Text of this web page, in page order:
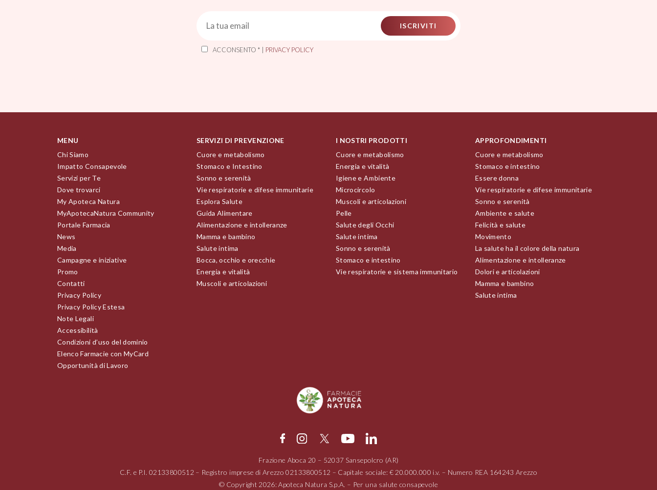
ISCRIVITI
ACCONSENTO * | PRIVACY POLICY
MENU
Chi Siamo
Impatto Consapevole
Servizi per Te
Dove trovarci
My Apoteca Natura
MyApotecaNatura Community
Portale Farmacia
News
Media
Campagne e iniziative
Promo
Contatti
Privacy Policy
Privacy Policy Estesa
Note Legali
Accessibilità
Condizioni d’uso del dominio
Elenco Farmacie con MyCard
Opportunità di Lavoro
SERVIZI DI PREVENZIONE
Cuore e metabolismo
Stomaco e Intestino
Sonno e serenità
Vie respiratorie e difese immunitarie
Esplora Salute
Guida Alimentare
Alimentazione e intolleranze
Mamma e bambino
Salute intima
Bocca, occhio e orecchie
Energia e vitalità
Muscoli e articolazioni
I NOSTRI PRODOTTI
Cuore e metabolismo
Energia e vitalità
Igiene e Ambiente
Microcircolo
Muscoli e articolazioni
Pelle
Salute degli Occhi
Salute intima
Sonno e serenità
Stomaco e intestino
Vie respiratorie e sistema immunitario
APPROFONDIMENTI
Cuore e metabolismo
Stomaco e intestino
Essere donna
Vie respiratorie e difese immunitarie
Sonno e serenità
Ambiente e salute
Felicità e salute
Movimento
La salute ha il colore della natura
Alimentazione e intolleranze
Dolori e articolazioni
Mamma e bambino
Salute intima
Frazione Aboca 20 – 52037 Sansepolcro (AR)
C.F. e P.I.02133800512 – Registro imprese di Arezzo02133800512 – Capitale sociale: € 20.000.000 i.v. – Numero REA 164243 Arezzo
© Copyright 2026: Apoteca Natura S.p.A. – Per una salute consapevole